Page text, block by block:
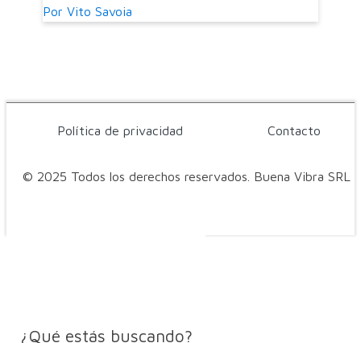
Por Vito Savoia
© 2025 Todos los derechos reservados. Buena Vibra SRL
Política de privacidad Contacto
¿Qué estás buscando?